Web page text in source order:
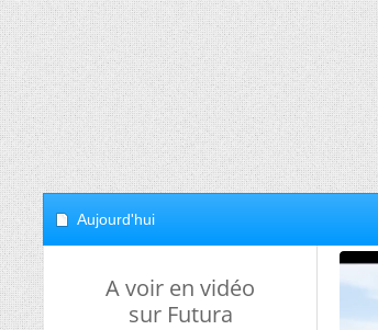
Aujourd'hui
A voir en vidéo
sur Futura